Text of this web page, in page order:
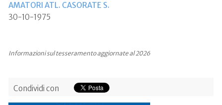
AMATORI ATL. CASORATE S.
30-10-1975
Informazioni sul tesseramento aggiornate al 2026
Condividi con